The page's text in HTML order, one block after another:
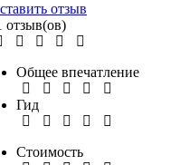
отзыв
отзыв(ов)
Общее впечатление
Гид
Стоимость